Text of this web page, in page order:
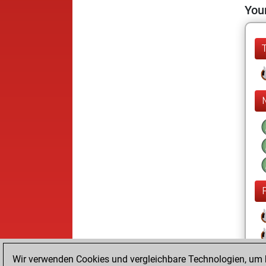
Wir verwenden Cookies und vergleichbare Technologien,